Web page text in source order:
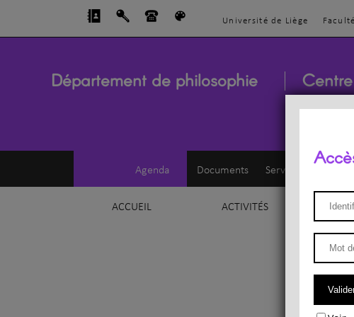
Université de Liège
Département de philosophie
Agenda Documents Service d'esthétique
ACCUEIL ACTIVITÉS